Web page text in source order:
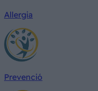
Allergia
Prevenció